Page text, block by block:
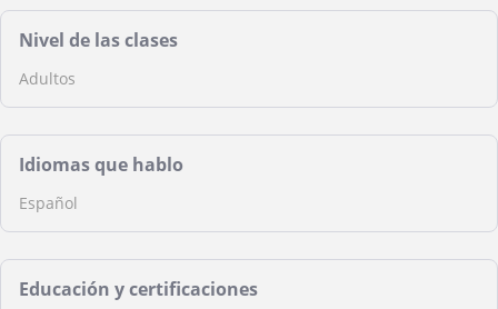
Nivel de las clases
Adultos
Idiomas que hablo
Español
Educación y certificaciones